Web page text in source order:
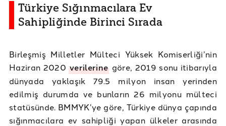
Türkiye Sığınmacılara Ev
Sahipliğinde Birinci Sırada
Birleşmiş Milletler Mülteci Yüksek Komiserliği’nin
Haziran 2020verilerine göre, 2019 sonu itibarıyla
dünyada yaklaşık 79.5 milyon insan yerinden
edilmiş durumda ve bunların 26 milyonu mülteci
statüsünde. BMMYK’ye göre, Türkiye dünya çapında
sığınmacılara ev sahipliği yapan ülkeler arasında